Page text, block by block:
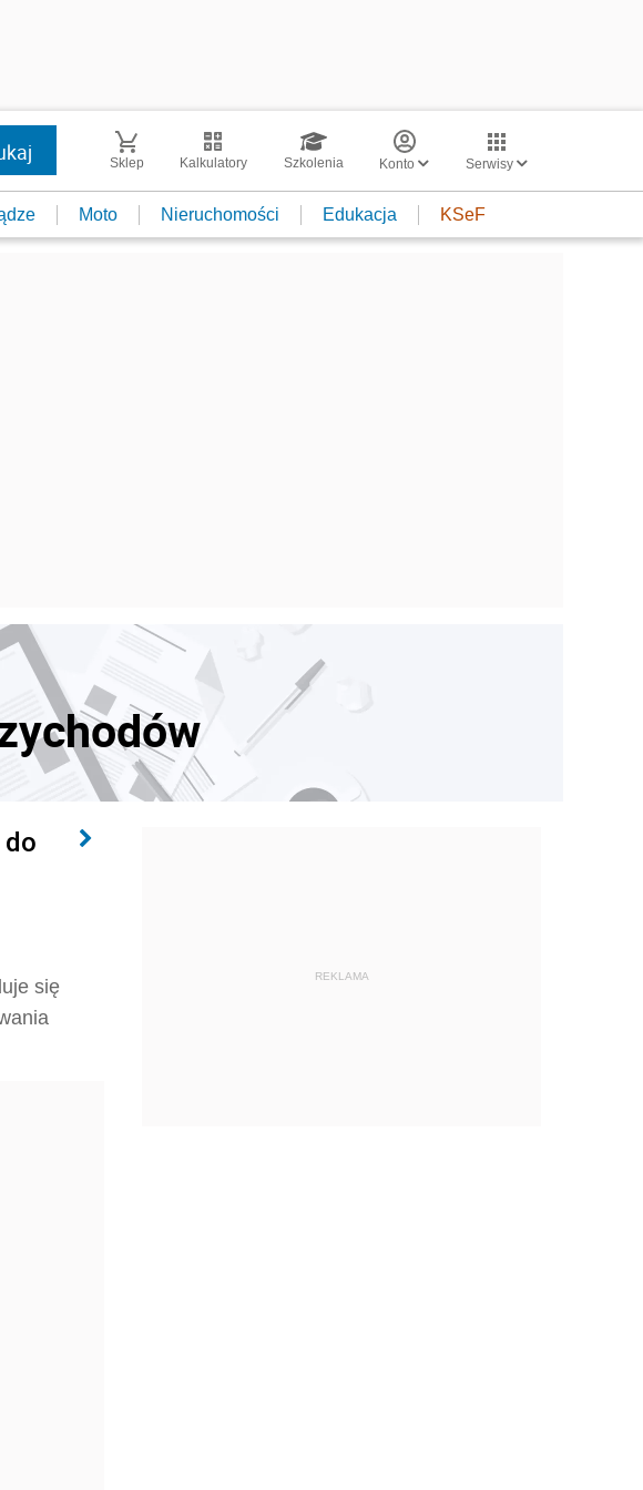
Sklep Kalkulatory Szkolenia Konto Serwisy
Moto Nieruchomości Edukacja KSeF
do
się
REKLAMA